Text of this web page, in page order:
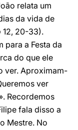
relata um
da vida de
12, 20-33).
para a Festa da
do que ele
ver. Aproximam-
ver
Recordemos
fala disso a
Mestre. No